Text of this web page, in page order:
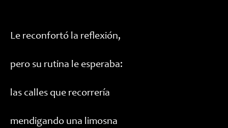
Le reconfortó la reflexión,
pero su rutina le esperaba:
las calles que recorrería
mendigando una limosna